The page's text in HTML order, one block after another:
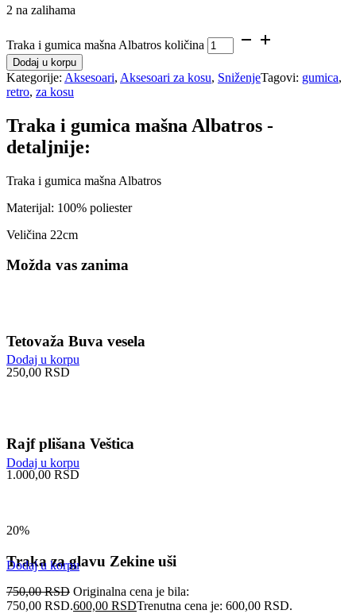
2 na zalihama
Traka i gumica mašna Albatros količina
Dodaj u korpu
Kategorije: Aksesoari, Aksesoari za kosu, SniženjeTagovi: gumica,
retro, za kosu
Traka i gumica mašna Albatros -
detaljnije:
Traka i gumica mašna Albatros
Materijal: 100% poliester
Veličina 22cm
Možda vas zanima
Dodaj u korpu
Tetovaža Buva vesela
250,00 RSD
Dodaj u korpu
Rajf plišana Veštica
1.000,00 RSD
Dodaj u korpu
20%
Traka za glavu Zekine uši
750,00RSD Originalna cena je bila:
750,00 RSD.600,00 RSDTrenutna cena je: 600,00 RSD.